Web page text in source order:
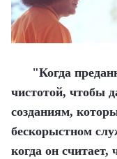
"Когда
чистотой, чтобы
созданиям,
бескорыстном
когда он считает,